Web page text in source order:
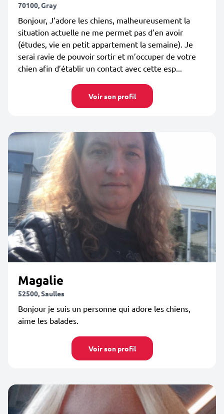
70100, Gray
Bonjour, J’adore les chiens, malheureusement la
situation actuelle ne me permet pas d’en avoir
(études, vie en petit appartement la semaine). Je
serai ravie de pouvoir sortir et m’occuper de votre
chien afin d’établir un contact avec cette esp...
Voir son profil
Magalie
52500, Saulles
Bonjour je suis un personne qui adore les chiens,
aime les balades.
Voir son profil